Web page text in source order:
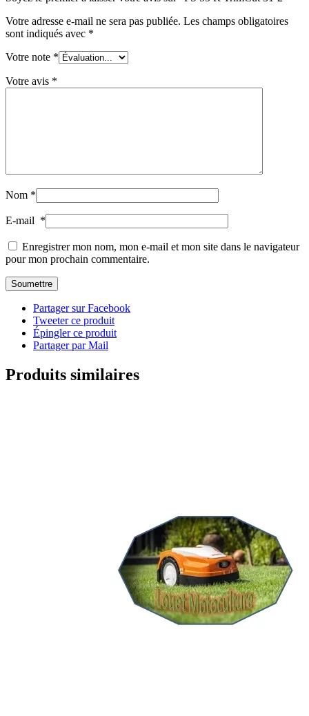
Votre adresse e-mail ne sera pas publiée. Les champs obligatoires
sont indiqués avec *
Votre note *
Votre avis *
Nom *
E-mail *
Enregistrer mon nom, mon e-mail et mon site dans le navigateur
pour mon prochain commentaire.
Partager sur Facebook
Tweeter ce produit
Épingler ce produit
Partager par Mail
Produits similaires